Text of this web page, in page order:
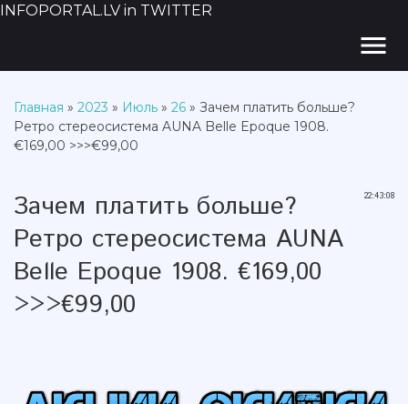
INFOPORTAL.LV in TWITTER
menu
Главная » 2023 » Июль » 26 » Зачем платить больше?
Ретро стереосистема AUNA Belle Epoque 1908.
€169,00 >>>€99,00
22:43:08
Зачем платить больше?
Ретро стереосистема AUNA
Belle Epoque 1908. €169,00
>>>€99,00